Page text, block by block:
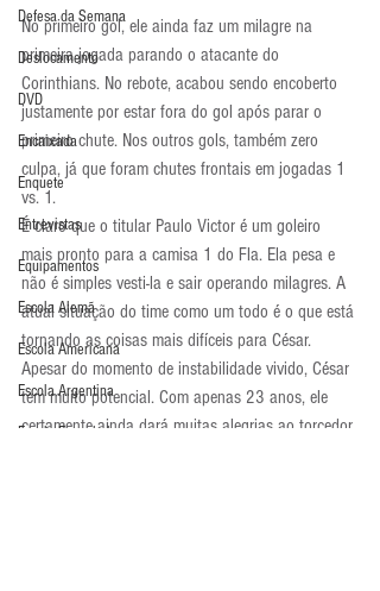
Defesa da Semana
Deslocamento
DVD
Encaixada
Enquete
Entrevistas
Equipamentos
Escola Alemã
Escola Americana
Escola Argentina
Escola Espanhola
No primeiro gol, ele ainda faz um milagre na
primeira jogada parando o atacante do
Corinthians. No rebote, acabou sendo encoberto
justamente por estar fora do gol após parar o
primeiro chute. Nos outros gols, também zero
culpa, já que foram chutes frontais em jogadas 1
vs. 1.
É claro que o titular Paulo Victor é um goleiro
mais pronto para a camisa 1 do Fla. Ela pesa e
não é simples vesti-la e sair operando milagres. A
atual situação do time como um todo é o que está
tornando as coisas mais difíceis para César.
Apesar do momento de instabilidade vivido, César
tem muito potencial. Com apenas 23 anos, ele
certamente ainda dará muitas alegrias ao torcedor